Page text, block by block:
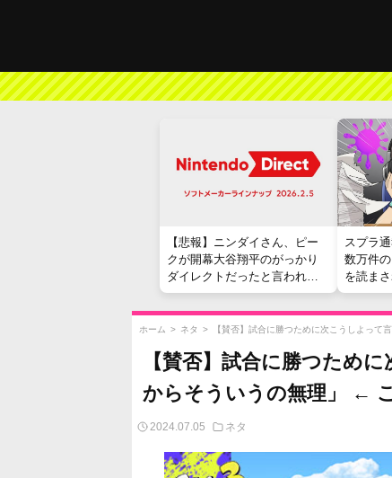
【悲報】ニンダイさん、ピー
クが開幕大谷翔平のがっかり
ダイレクトだったと言われて
しまう
スプラ
数万件
を読ま
ホーム > ネタ > 【賛否】試合に勝つために次こうしよっ
【賛否】試合に勝つため
からそういうの無理」 ←
2024.07.05 ネタ